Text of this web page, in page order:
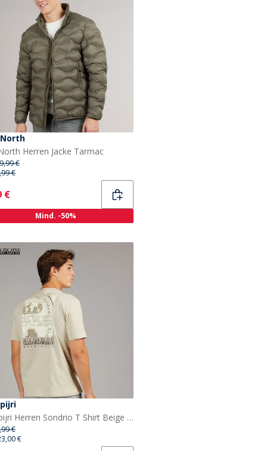
Herren Jacke Tarmac
€
€
€
Mind. -50%
Napapijri Herren Sondrio T Shirt Beige Silver
€
€